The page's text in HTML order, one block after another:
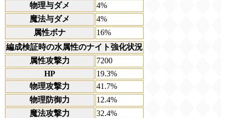
物理与ダメ
4%
魔法与ダメ
4%
属性ボナ
16%
編成検証時の水属性のナイト強化状況
属性攻撃力
7200
HP
19.3%
物理攻撃力
41.7%
物理防御力
12.4%
魔法攻撃力
32.4%